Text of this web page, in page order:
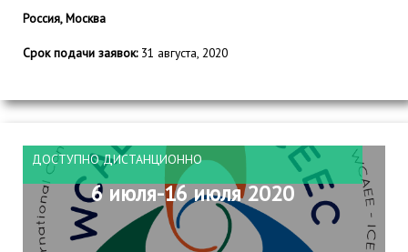
Россия, Москва
Срок подачи заявок:31 августа, 2020
ДОСТУПНО ДИСТАНЦИОННО
6 июля-16 июля 2020